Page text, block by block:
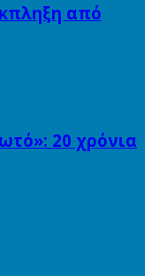
από
20 χρόνια